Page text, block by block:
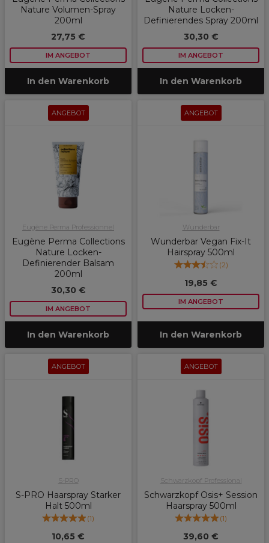
Nature Volumen-Spray
200ml
27,75 €
IM ANGEBOT
In den Warenkorb
Nature Locken-
Definierendes Spray 200ml
30,30 €
IM ANGEBOT
In den Warenkorb
ANGEBOT
Eugène Perma Professionnel
Eugène Perma Collections
Nature Locken-
Definierender Balsam
200ml
30,30 €
IM ANGEBOT
In den Warenkorb
ANGEBOT
Wunderbar
Wunderbar Vegan Fix-It
Hairspray 500ml
(2)
19,85 €
IM ANGEBOT
In den Warenkorb
ANGEBOT
S-PRO
S-PRO Haarspray Starker
Halt 500ml
(1)
10,65 €
ANGEBOT
Schwarzkopf Professional
Schwarzkopf Osis+ Session
Haarspray 500ml
(1)
39,60 €